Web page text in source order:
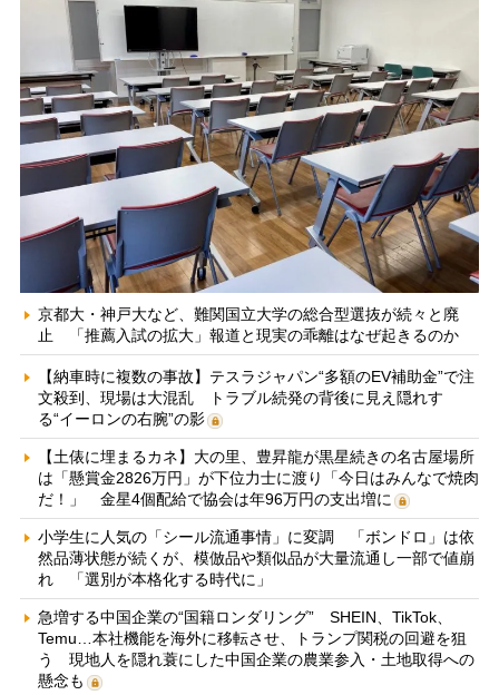
京都大・神戸大など、難関国立大学の総合型選抜が続々と廃
止 「推薦入試の拡大」報道と現実の乖離はなぜ起きるのか
【納車時に複数の事故】テスラジャパン“多額のEV補助金”で注
文殺到、現場は大混乱 トラブル続発の背後に見え隠れす
る“イーロンの右腕”の影
【土俵に埋まるカネ】大の里、豊昇龍が黒星続きの名古屋場所
は「懸賞金2826万円」が下位力士に渡り「今日はみんなで焼肉
だ！」 金星4個配給で協会は年96万円の支出増に
小学生に人気の「シール流通事情」に変調 「ボンドロ」は依
然品薄状態が続くが、模倣品や類似品が大量流通し一部で値崩
れ 「選別が本格化する時代に」
急増する中国企業の“国籍ロンダリング” SHEIN、TikTok、
Temu…本社機能を海外に移転させ、トランプ関税の回避を狙
う 現地人を隠れ蓑にした中国企業の農業参入・土地取得への
懸念も